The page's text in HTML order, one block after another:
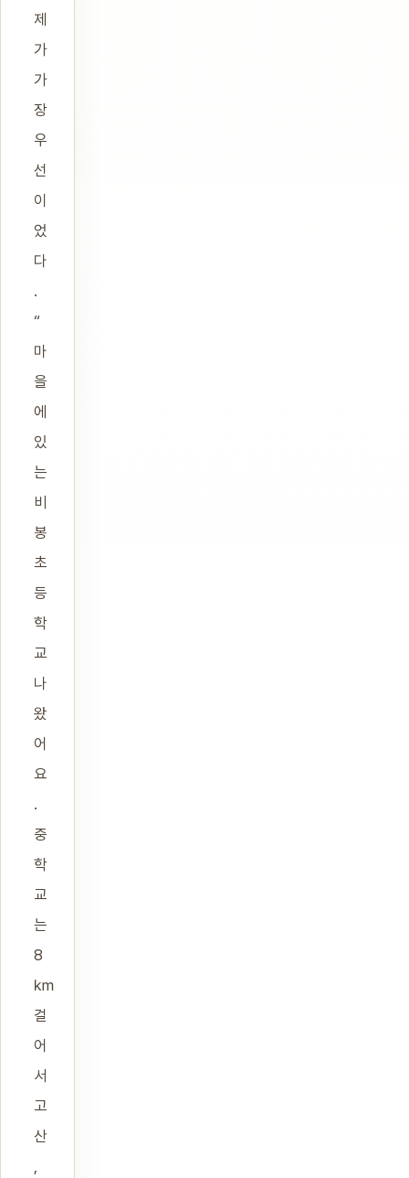
제
가
가
장
우
선
이
었
다
.
“
마
을
에
있
는
비
봉
초
등
학
교
나
왔
어
요
.
중
학
교
는
8
㎞
걸
어
서
고
산
,